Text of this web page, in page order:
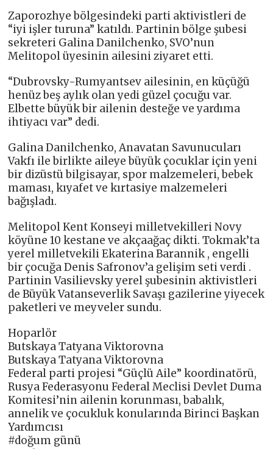
Zaporozhye bölgesindeki parti aktivistleri de
“iyi işler turuna” katıldı. Partinin bölge şubesi
sekreteri Galina Danilchenko, SVO’nun
Melitopol üyesinin ailesini ziyaret etti.
“Dubrovsky-Rumyantsev ailesinin, en küçüğü
henüz beş aylık olan yedi güzel çocuğu var.
Elbette büyük bir ailenin desteğe ve yardıma
ihtiyacı var” dedi.
Galina Danilchenko, Anavatan Savunucuları
Vakfı ile birlikte aileye büyük çocuklar için yeni
bir dizüstü bilgisayar, spor malzemeleri, bebek
maması, kıyafet ve kırtasiye malzemeleri
bağışladı.
Melitopol Kent Konseyi milletvekilleri Novy
köyüne 10 kestane ve akçaağaç dikti. Tokmak’ta
yerel milletvekili Ekaterina Barannik , engelli
bir çocuğa Denis Safronov’a gelişim seti verdi .
Partinin Vasilievsky yerel şubesinin aktivistleri
de Büyük Vatanseverlik Savaşı gazilerine yiyecek
paketleri ve meyveler sundu.
Hoparlör
Butskaya Tatyana Viktorovna
Butskaya Tatyana Viktorovna
Federal parti projesi “Güçlü Aile” koordinatörü,
Rusya Federasyonu Federal Meclisi Devlet Duma
Komitesi’nin ailenin korunması, babalık,
annelik ve çocukluk konularında Birinci Başkan
Yardımcısı
#doğum günü